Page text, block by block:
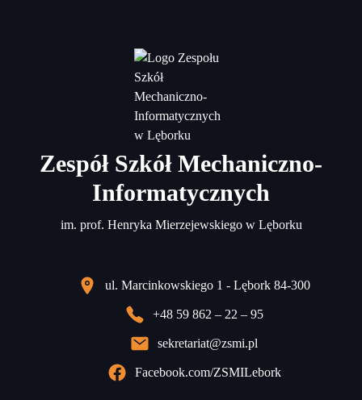
Zespół Szkół Mechaniczno-
Informatycznych
im. prof. Henryka Mierzejewskiego w Lęborku
ul. Marcinkowskiego 1 - Lębork 84-300
+48 59 862 – 22 – 95
sekretariat@zsmi.pl
Facebook.com/ZSMILebork